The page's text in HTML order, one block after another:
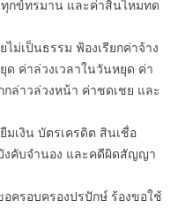
กข์ทรมาน และค่าสินไหมทด
ม่เป็นธรรม ฟ้องเรียกค่าจ้าง
ด ค่าล่วงเวลาในวันหยุด ค่า
ล่าวล่วงหน้า ค่าชดเชย และ
เงิน บัตรเครดิต สินเชื่อ
คับจำนอง และคดีผิดสัญญา
ครอบครองปรปักษ์ ร้องขอใช้